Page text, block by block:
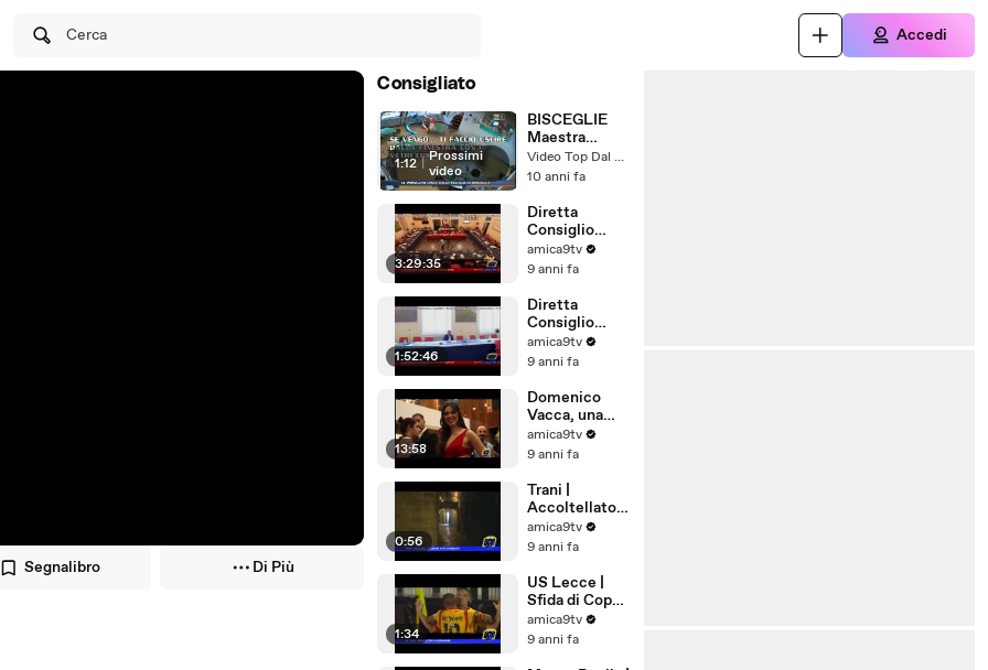
Cerca Accedi
Segnalibro Di Più
Consigliato
1:12 | Prossimi
video
BISCEGLIE
Maestra
picchia i
piccoli
Video Top Dal Web
10 anni fa
3:29:35
Diretta
Consiglio
Comunale di
Barletta del
amica9tv
9 anni fa
1:52:46
Diretta
Consiglio
Comunale di
Barletta del
amica9tv
9 anni fa
13:58
Domenico
Vacca, una
storia tutta
pugliese
amica9tv
9 anni fa
0:56
Trani |
Accoltellato
28enne in Via
Ognissanti
amica9tv
9 anni fa
1:34
US Lecce |
Sfida di Coppa
a Pordenone
amica9tv
9 anni fa